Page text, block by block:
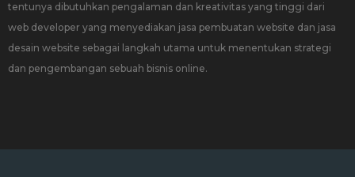
tentunya dibutuhkan pengalaman dan kreativitas yang tinggi dari
web developer yang menyediakan jasa pembuatan website dan jasa
desain website sebagai langkah utama untuk menentukan strategi
dan pengembangan sebuah bisnis online.